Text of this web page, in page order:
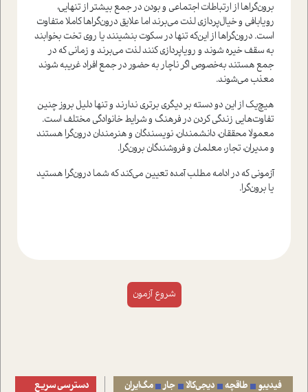
برون‌گراها از ارتباطات اجتماعی و بودن در جمع بیشتر از تنهایی،
رویابافی و خیال‌پردازی لذت می‌برند اما علایق درون‌گراها کاملا متفاوت
است. درون‌گراها از این‌که تنها در سکوت بنشینند یا روی تخت بخوابند
به سقف خیره شوند و رویاپردازی کنند لذت می‌برند و زمانی که در
جمع هستند به‌خصوص اگر ناچار به حضور در جمع افراد غریبه شوند
معذب می‌شوند.
هیچ‌یک از این دو دسته بر دیگری برتری ندارند و تنها دلیل بروز چنین
تفاوت‌هایی زندگی کردن در فرهنگ و شرایط خانوادگی مختلف است.
معمولا محققان، دانشمندان، نویسندگان و هنرمندان درون‌گرا هستند
و مدیران، تجار، معلمان و فروشندگان برون‌گرا.
آزمونی که در ادامه مطلب آمده تعیین می‌کند که شما درون‌گرا هستید
یا برون‌گرا.
فیدیبو طاقچه دیجی‌کالا جار مگ‌ایران دسترسی سریع